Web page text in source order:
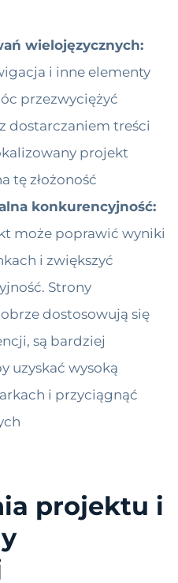
wielojęzycznych:
i inne elementy
przezwyciężyć
dostarczaniem treści
projekt
tę złożoność
konkurencyjność:
może poprawić wyniki
i zwiększyć
Strony
dostosowują się
są bardziej
uzyskać wysoką
i przyciągnąć
projektu i